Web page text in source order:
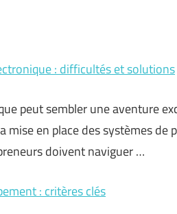
: difficultés et solutions
peut sembler une aventure
en place des systèmes de
doivent naviguer …
: critères clés